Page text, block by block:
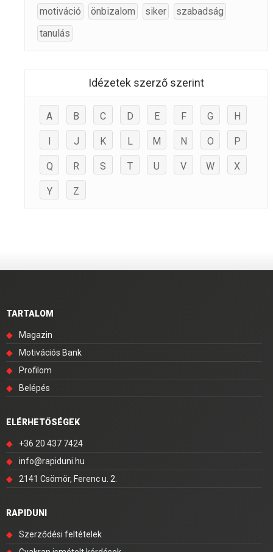
motiváció
önbizalom siker
szabadság
tanulás
Idézetek szerző szerint
A B C D E F G H
I J K L M N O P
Q R S T U V W X
Y Z
TARTALOM
◆
Magazin
◆
Motivációs Bank
◆
Profilom
◆
Belépés
ELÉRHETŐSÉGEK
◆
+36 20 437 7424
◆
info@rapiduni.hu
◆
2141 Csömör, Ferenc u. 2.
RAPIDUNI
◆
Szerződési feltételek